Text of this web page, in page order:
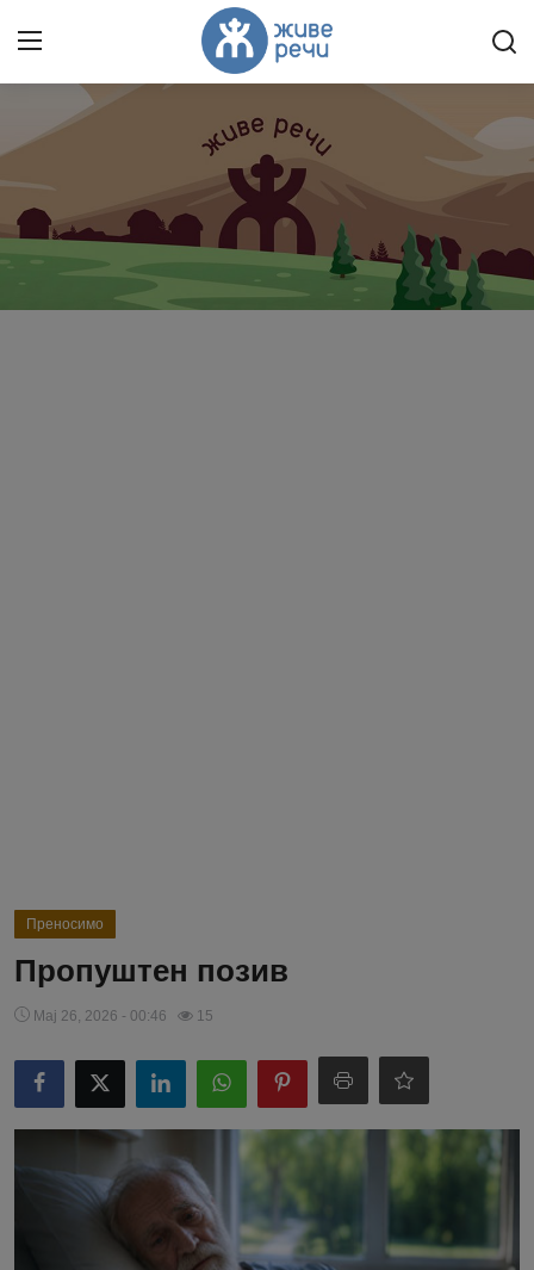
Пријави се Регистрација
Преносимо
Пропуштен позив
Мај 26, 2026 - 00:46 15